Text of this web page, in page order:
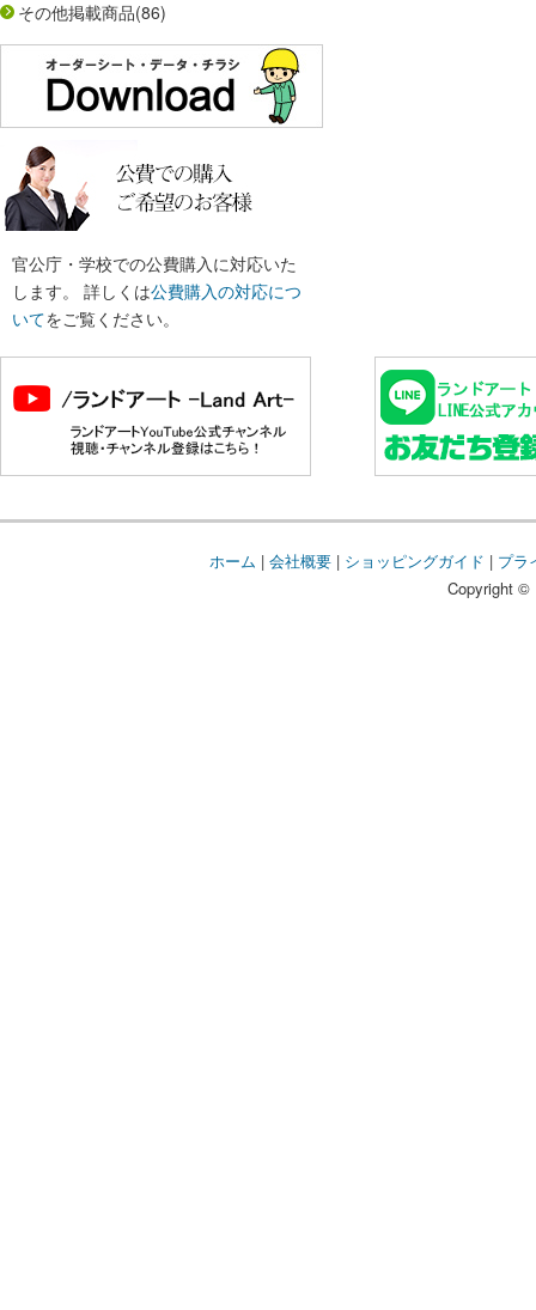
その他掲載商品(86)
官公庁・学校での公費購入に対応いた
します。 詳しくは公費購入の対応につ
いてをご覧ください。
ホーム | 会社概要| ショッピングガイド | プラ
Copyright ©